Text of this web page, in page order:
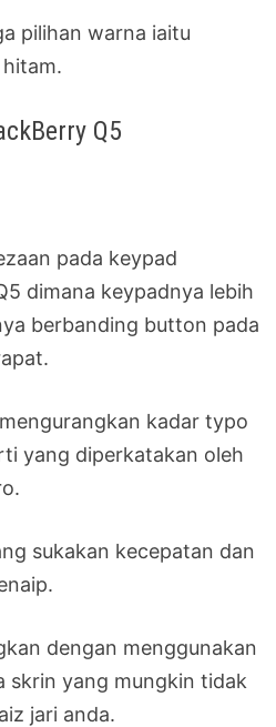
pilihan warna iaitu
Q5
pada keypad
dimana keypadnya lebih
berbanding button pada
kadar typo
yang diperkatakan oleh
sukakan kecepatan dan
dengan menggunakan
skrin yang mungkin tidak
jari anda.